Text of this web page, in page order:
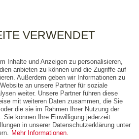
VERWENDET
Inhalte und Anzeigen zu personalisieren,
anbieten zu können und die Zugriffe auf
Außerdem geben wir Informationen zu
Website an unsere Partner für soziale
weiter. Unsere Partner führen diese
mit weiteren Daten zusammen, die Sie
die sie im Rahmen Ihrer Nutzung der
Sie können Ihre Einwilligung jederzeit
in unserer Datenschutzerklärung unter
Mehr Informationen.